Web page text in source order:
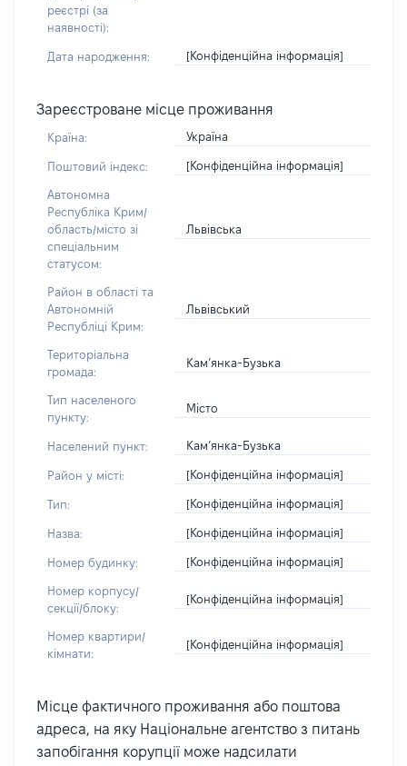
реєстрі (за
наявності):
Дата народження: [Конфіденційна інформація]
Зареєстроване місце проживання
Країна: Україна
Поштовий індекс: [Конфіденційна інформація]
Автономна
Республіка Крим/
область/місто зі
спеціальним
статусом:
Львівська
Район в області та
Автономній
Республіці Крим:
Львівський
Територіальна
громада:
Кам’янка-Бузька
Тип населеного
пункту:
Місто
Населений пункт: Кам’янка-Бузька
Район у місті: [Конфіденційна інформація]
Тип: [Конфіденційна інформація]
Назва: [Конфіденційна інформація]
Номер будинку: [Конфіденційна інформація]
Номер корпусу/
секції/блоку:
[Конфіденційна інформація]
Номер квартири/
кімнати:
[Конфіденційна інформація]
Місце фактичного проживання або поштова
адреса, на яку Національне агентство з питань
запобігання корупції може надсилати